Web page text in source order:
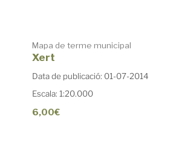
Mapa de terme municipal
Xert
Data de publicació: 01-07-2014
Escala: 1:20.000
6,00€